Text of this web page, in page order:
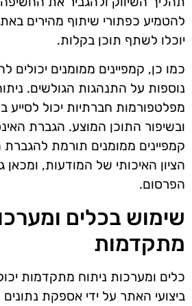
להטמיע כפתורי שיתוף מהירים
יוכלו לשתף תוכן בקלות.
כמו כן, קמפיינים ממומנים יכולים
נוספות על התנהגות הגולשים.
מפלטפורמות חברתיות יכול
ובשיפור התוכן המוצע. הגברת
קמפיינים ממומנים תורמת להגברת
הציון האיכותי של המודעות, ומכאן
הפרסום.
שימוש בכלים
מתקדמות
כלים ומערכות ניתוח מתקדמות
ביצועי האתר על ידי אספקת נתונים